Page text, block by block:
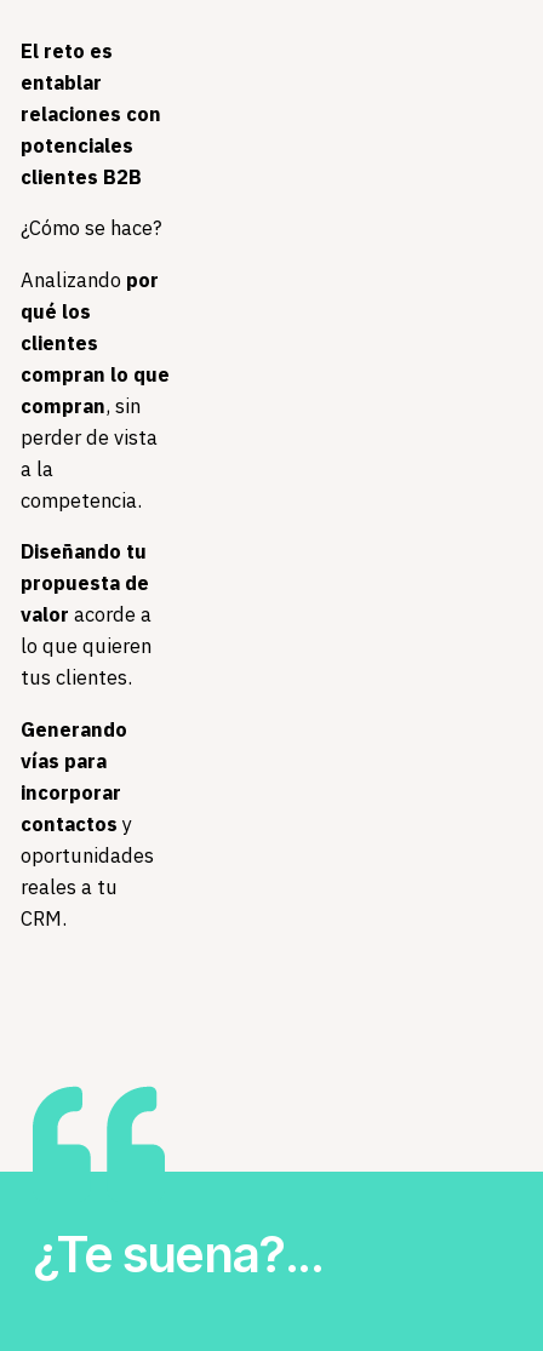
El reto es
entablar
relaciones con
potenciales
clientes B2B
¿Cómo se hace?
Analizando por
qué los
clientes
compran lo que
compran, sin
perder de vista
a la
competencia.
Diseñando tu
propuesta de
valor acorde a
lo que quieren
tus clientes.
Generando
vías para
incorporar
contactos y
oportunidades
reales a tu
CRM.
¿Te suena?...